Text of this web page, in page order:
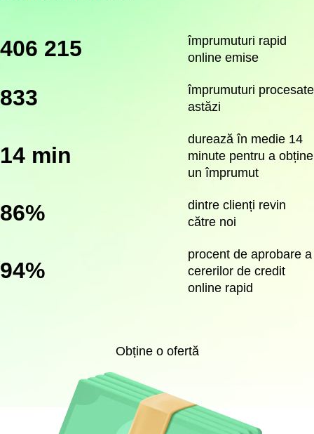
406 215
împrumuturi rapid
online emise
833
împrumuturi procesate
astăzi
14 min
durează în medie 14
minute pentru a obține
un împrumut
86%
dintre clienți revin
către noi
94%
procent de aprobare a
cererilor de credit
online rapid
Obține o ofertă